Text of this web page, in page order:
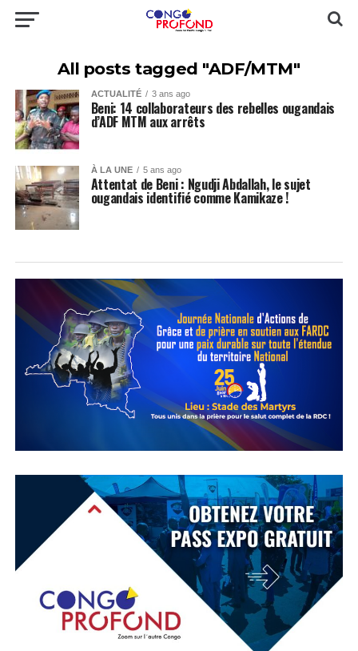
All posts tagged "ADF/MTM"
ACTUALITÉ 3 ans ago
Beni: 14 collaborateurs des rebelles ougandais
d’ADF MTM aux arrêts
À LA UNE 5 ans ago
Attentat de Beni : Ngudji Abdallah, le sujet
ougandais identifié comme Kamikaze !